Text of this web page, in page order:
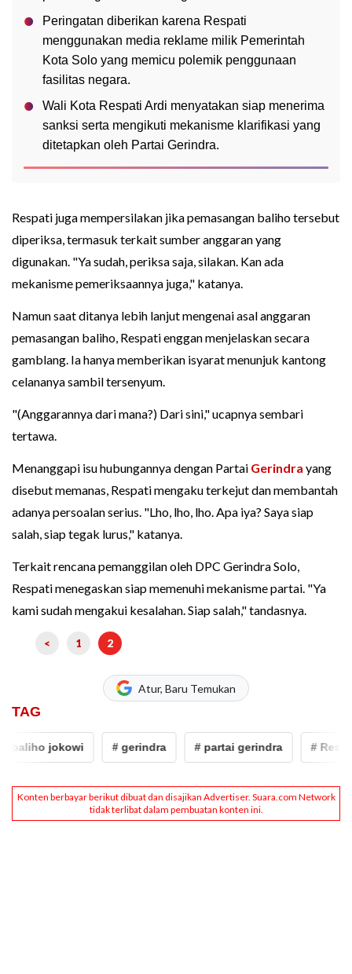
Peringatan diberikan karena Respati
menggunakan media reklame milik Pemerintah
Kota Solo yang memicu polemik penggunaan
fasilitas negara.
Wali Kota Respati Ardi menyatakan siap menerima
sanksi serta mengikuti mekanisme klarifikasi yang
ditetapkan oleh Partai Gerindra.
Respati juga mempersilakan jika pemasangan baliho tersebut
diperiksa, termasuk terkait sumber anggaran yang
digunakan. "Ya sudah, periksa saja, silakan. Kan ada
mekanisme pemeriksaannya juga," katanya.
Namun saat ditanya lebih lanjut mengenai asal anggaran
pemasangan baliho, Respati enggan menjelaskan secara
gamblang. Ia hanya memberikan isyarat menunjuk kantong
celananya sambil tersenyum.
"(Anggarannya dari mana?) Dari sini," ucapnya sembari
tertawa.
Menanggapi isu hubungannya dengan Partai Gerindra yang
disebut memanas, Respati mengaku terkejut dan membantah
adanya persoalan serius. "Lho, lho, lho. Apa iya? Saya siap
salah, siap tegak lurus," katanya.
Terkait rencana pemanggilan oleh DPC Gerindra Solo,
Respati menegaskan siap memenuhi mekanisme partai. "Ya
kami sudah mengakui kesalahan. Siap salah," tandasnya.
< 1 2
Atur, Baru Temukan
TAG
jokowi # gerindra # partai gerindra # Respati